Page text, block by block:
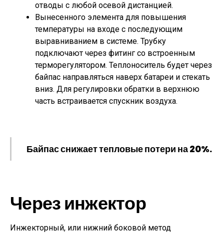
отводы с любой осевой дистанцией.
Вынесенного элемента для повышения
температуры на входе с последующим
выравниванием в системе. Трубку
подключают через фитинг со встроенным
терморегулятором. Теплоноситель будет через
байпас направляться наверх батареи и стекать
вниз. Для регулировки обратки в верхнюю
часть встраивается спускник воздуха.
Байпас снижает тепловые потери на 20%.
Через инжектор
Инжекторный, или нижний боковой метод